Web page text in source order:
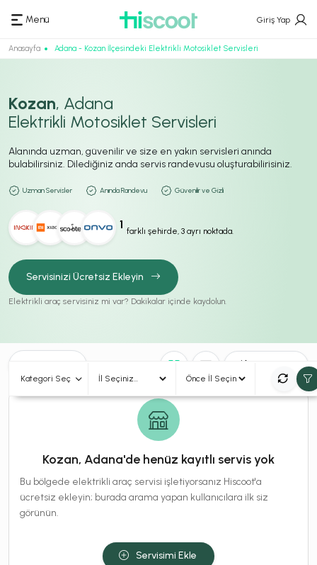
Menü Giriş Yap
Anasayfa Adana - Kozan İlçesindeki Elektrikli Motosiklet Servisleri
Kozan, Adana
Elektrikli Motosiklet Servisleri
Alanında uzman, güvenilir ve size en yakın servisleri anında
bulabilirsiniz. Dilediğiniz anda servis randevusu oluşturabilirisiniz.
Uzman Servisler Anında Randevu Güvenilir ve Gizli
1 farklı şehirde, 3 ayrı noktada.
Servisinizi Ücretsiz Ekleyin
Elektrikli araç servisiniz mi var? Dakikalar içinde kaydolun.
Kategori Seç
Kozan, Adana'de henüz kayıtlı servis yok
Bu bölgede elektrikli araç servisi işletiyorsanız Hiscoot'a
ücretsiz ekleyin; burada arama yapan kullanıcılara ilk siz
görünün.
Servisimi Ekle